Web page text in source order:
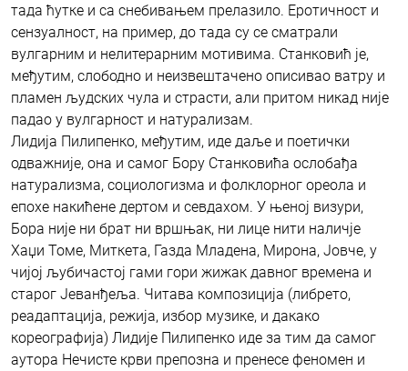
тада ћутке и са снебивањем прелазило. Еротичност и
сензуалност, на пример, до тада су се сматрали
вулгарним и нелитерарним мотивима. Станковић је,
међутим, слободно и неизвештачено описивао ватру и
пламен људских чула и страсти, али притом никад није
падао у вулгарност и натурализам.
Лидија Пилипенко, међутим, иде даље и поетички
одважније, она и самог Бору Станковића ослобађа
натурализма, социологизма и фолклорног ореола и
епохе накићене дертом и севдахом. У њеној визури,
Бора није ни брат ни вршњак, ни лице нити наличје
Хаџи Томе, Миткета, Газда Младена, Мирона, Јовче, у
чијој љубичастој гами гори жижак давног времена и
старог Јеванђеља. Читава композиција (либрето,
реадаптација, режија, избор музике, и дакако
кореографија) Лидије Пилипенко иде за тим да самог
аутора Нечисте крви препозна и пренесе феномен и